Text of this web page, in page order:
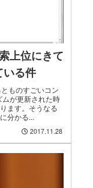
上位にきて
いる件
ものすごいコン
が更新された時
ます。そうなる
分かる...
2017.11.28